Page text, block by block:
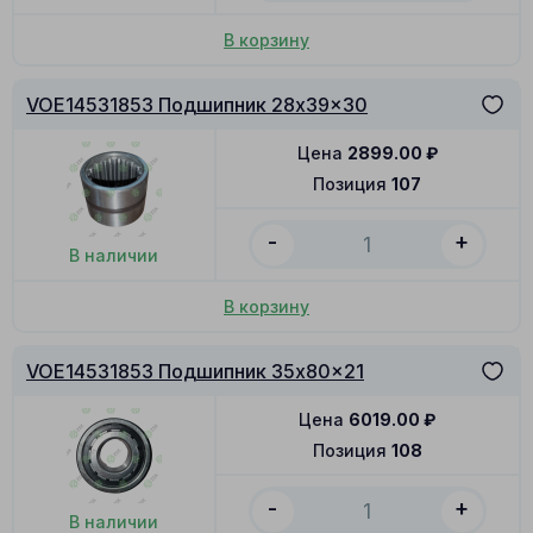
В корзину
VOE14531853 Подшипник 28x39x30
В наличии
Позиция 107
Цена 2899.00 ₽
- +
В корзину
VOE14531853 Подшипник 35x80x21
В наличии
Позиция 108
Цена 6019.00 ₽
- +